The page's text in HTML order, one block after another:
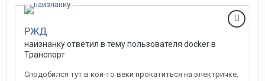
РЖД
наизнанкуответил в тему пользователя dockerв
Транспорт
Сподобился тут в кои-то веки прокатиться на электричке.